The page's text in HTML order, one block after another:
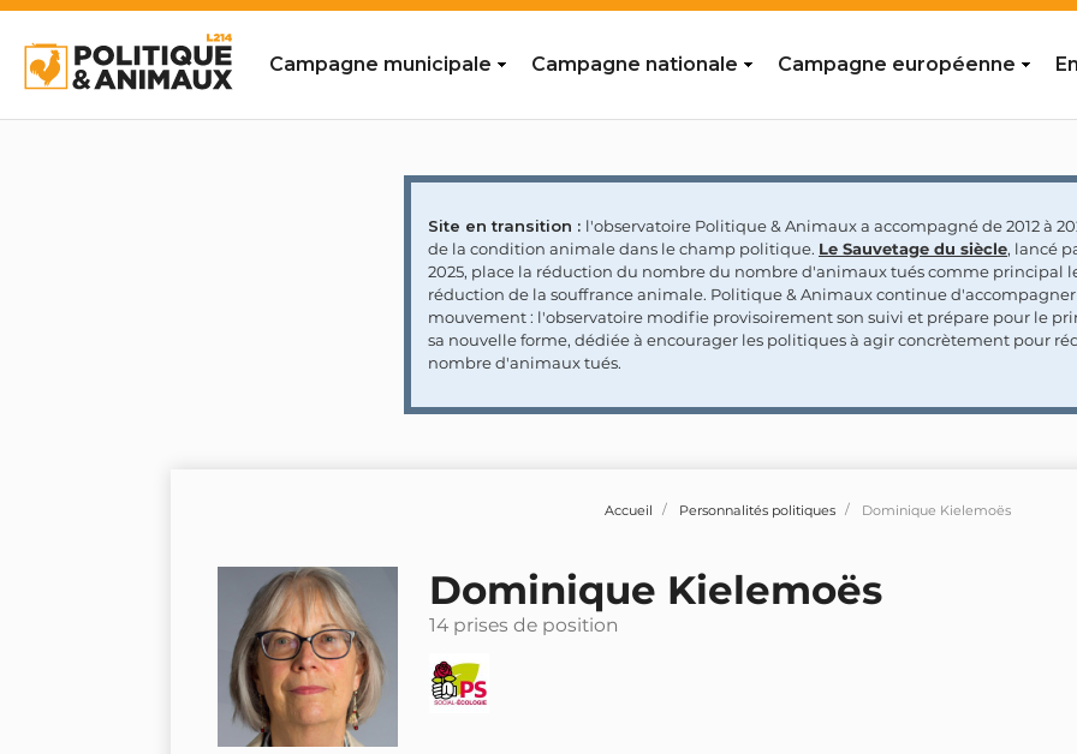
Campagne municipale Campagne nationale Campagne européenne
Site en transition : l'observatoire Politique & Animaux a accompagné de 2012 à
de la condition animale dans le champ politique. Le Sauvetage du siècle, lancé
2025, place la réduction du nombre du nombre d'animaux tués comme principal
réduction de la souffrance animale. Politique & Animaux continue d'accompagner
mouvement : l'observatoire modifie provisoirement son suivi et prépare pour le
sa nouvelle forme, dédiée à encourager les politiques à agir concrètement pour
nombre d'animaux tués.
Accueil Personnalités politiques Dominique Kielemoës
Dominique Kielemoës
14 prises de position